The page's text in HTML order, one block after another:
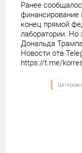
Ранее
финансирование
конец прямой
лаборатории. Но
Дональда
Новости отв
https://t.me/